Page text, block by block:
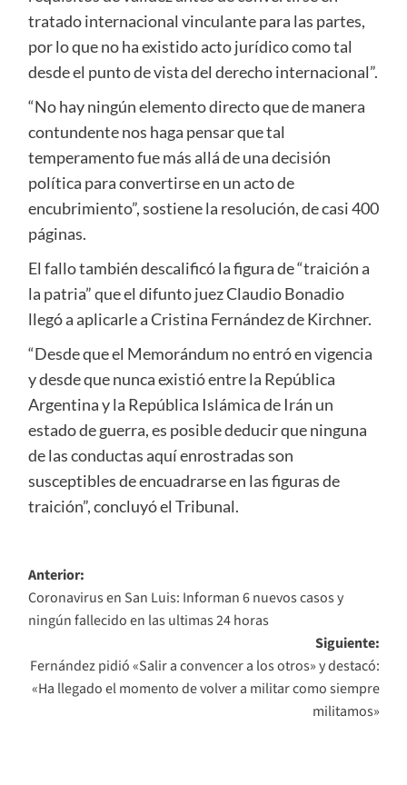
tratado internacional vinculante para las partes,
por lo que no ha existido acto jurídico como tal
desde el punto de vista del derecho internacional”.
“No hay ningún elemento directo que de manera
contundente nos haga pensar que tal
temperamento fue más allá de una decisión
política para convertirse en un acto de
encubrimiento”, sostiene la resolución, de casi 400
páginas.
El fallo también descalificó la figura de “traición a
la patria” que el difunto juez Claudio Bonadio
llegó a aplicarle a Cristina Fernández de Kirchner.
“Desde que el Memorándum no entró en vigencia
y desde que nunca existió entre la República
Argentina y la República Islámica de Irán un
estado de guerra, es posible deducir que ninguna
de las conductas aquí enrostradas son
susceptibles de encuadrarse en las figuras de
traición”, concluyó el Tribunal.
Navegación
de
entradas
Anterior:
Coronavirus en San Luis: Informan 6 nuevos casos y
ningún fallecido en las ultimas 24 horas
Siguiente:
Fernández pidió «Salir a convencer a los otros» y destacó:
«Ha llegado el momento de volver a militar como siempre
militamos»